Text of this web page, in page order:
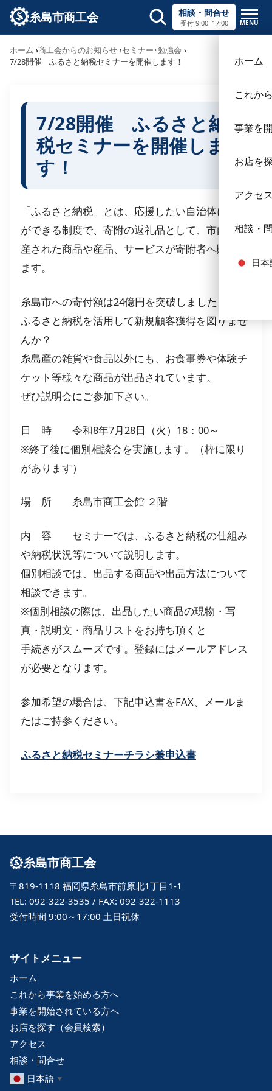
糸島市商工会 相談・問合せ
受付 9:00–17:00 MENU
サイト内検索
ホーム
これか
事業を
お店を
アクセ
相談・
日
ホーム 商工会からのお知らせ セミナー･勉強会
7/28開催 ふるさと納税セミナーを開催します！
7/28開催 ふるさと納
税セミナーを開催しま
す！
「ふるさと納税」とは、応援したい自治体に寄附
ができる制度で、寄附の返礼品として、市内で生
産された商品や産品、サービスが寄附者へ贈られ
ます。
糸島市への寄付額は24億円を突破しました！！
ふるさと納税を活用して新規顧客獲得を図りませ
んか？
糸島産の雑貨や食品以外にも、お食事券や体験チ
ケット等様々な商品が出品されています。
ぜひ説明会にご参加下さい。
日 時 令和8年7月28日（火）18：00～
※終了後に個別相談会を実施します。（枠に限り
があります）
場 所 糸島市商工会館 ２階
内 容 セミナーでは、ふるさと納税の仕組み
や納税状況等について説明します。
個別相談では、出品する商品や出品方法について
相談できます。
※個別相談の際は、出品したい商品の現物・写
真・説明文・商品リストをお持ち頂くと
手続きがスムーズです。登録にはメールアドレス
が必要となります。
参加希望の場合は、下記申込書をFAX、メールま
たはご持参ください。
ふるさと納税セミナーチラシ兼申込書
糸島市商工会
〒819-1118 福岡県糸島市前原北1丁目1-1
TEL: 092-322-3535 / FAX: 092-322-1113
受付時間 9:00～17:00 土日祝休
サイトメニュー
ホーム
これから事業を始める方へ
事業を開始されている方へ
お店を探す（会員検索）
アクセス
相談・問合せ
日本語 ▼